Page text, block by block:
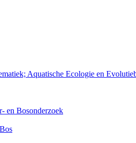
Aquatische Ecologie en
en Bosonderzoek